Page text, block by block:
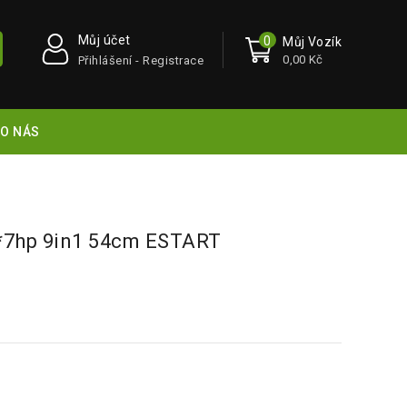
Můj Vozík
0
0,00 Kč
Můj účet
Přihlášení - Registrace
O NÁS
9in1 54cm ESTART